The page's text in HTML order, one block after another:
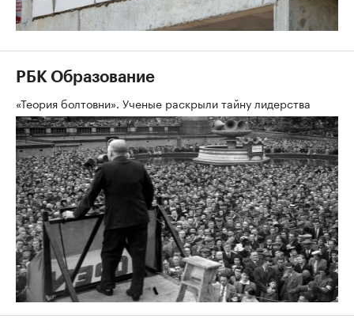
РБК Образование
«Теория болтовни». Ученые раскрыли тайну лидерства